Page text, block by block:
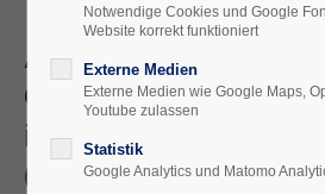
Ausstellung:
Gutsanlagen damals
im
(Rathaussaal)
Notwendige Cookies und Google
Website korrekt funktioniert
Externe Medien
Externe Medien wie Google Maps,
Youtube zulassen
Statistik
Google Analytics und Matomo